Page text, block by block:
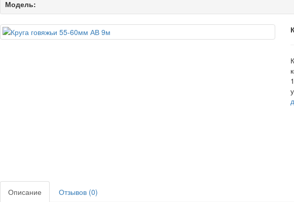
Модель:
Описание
Отзывов (0)